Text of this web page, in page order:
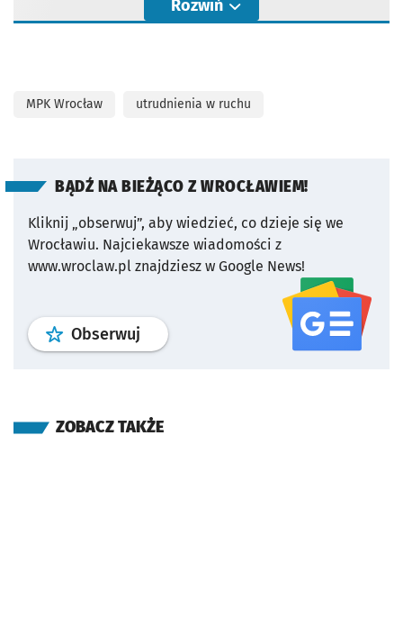
Rozwiń
MPK Wrocław utrudnienia w ruchu
BĄDŹ NA BIEŻĄCO Z WROCŁAWIEM!
Kliknij „obserwuj”, aby wiedzieć, co dzieje się we
Wrocławiu. Najciekawsze wiadomości z
www.wroclaw.pl znajdziesz w Google News!
Obserwuj profil serwisu
ZOBACZ TAKŻE